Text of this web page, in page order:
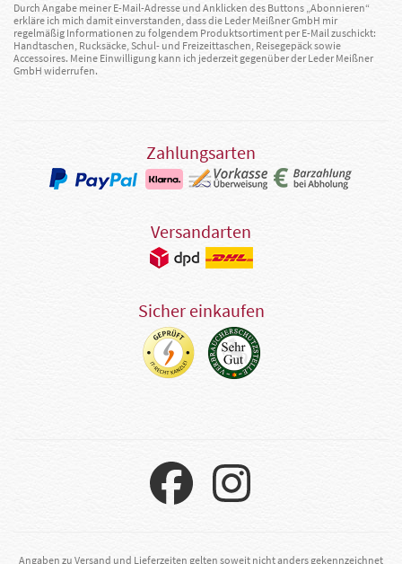
Durch Angabe meiner E-Mail-Adresse und Anklicken des Buttons „Abonnieren“
erkläre ich mich damit einverstanden, dass die Leder Meißner GmbH mir
regelmäßig Informationen zu folgendem Produktsortiment per E-Mail zuschickt:
Handtaschen, Rucksäcke, Schul- und Freizeittaschen, Reisegepäck sowie
Accessoires. Meine Einwilligung kann ich jederzeit gegenüber der Leder Meißner
GmbH widerrufen.
Zahlungsarten
Versandarten
Sicher einkaufen
Angaben zu Versand und Lieferzeiten gelten soweit nicht anders gekennzeichnet